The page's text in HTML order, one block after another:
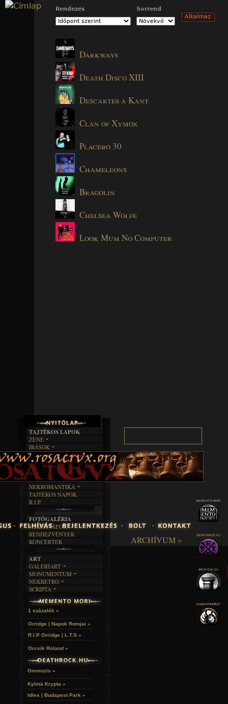
Jump to navigation
Rendezés Sorrend
Darkways
Death Disco XIII
Descartes a Kant
Clan of Xymox
Placebo 30
Chameleons
Bragolin
Chelsea Wolfe
Look Mum No Computer
ARCHÍVUM »
TAJTÉKOS LAPOK
ZENE
EGYÜTTESEK
INTERJÚK
FORDÍTÁSOK
DALSZÖVEGEK
ÍRÁSOK
IRODALOM
FILM
MŰVÉSZET
ÍRÁSTÖRTÉNET
BOSZORKÁNYKONYHA
FEKETE HUMOR
KÉPES
SZÖVEGES
RENDEZVÉNYEK
NEKROMANTIKA
AKTUÁLIS
A MÚLT
TAJTÉKOS NAPOK
R.I.P.
FOTÓGALÉRIA
FESZTIVÁLOK
RENDEZVÉNYEK
KONCERTEK
ART
GALERIART
ARTGALERI
KÉPREGÉNYEK
LAKÁSKULTS
MONUMENTUM
TEMETŐK
TEMPLOMOK
VÁRAK
HELYEK
NEKRETRO
SZUBKULT
FEKETE LYUK
RELIKVIÁK
SCRIPTA
NOVELLÁK
VERSEK
1 százalék »
Orridge | Napok Romjai »
R.I.P Orridge | L.T.S »
Orcsik Roland »
Omniozis »
Kylmä Krypta »
Idles | Budapest Park »